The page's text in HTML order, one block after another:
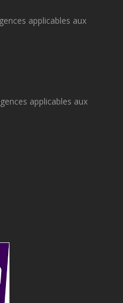
applicables aux
applicables aux